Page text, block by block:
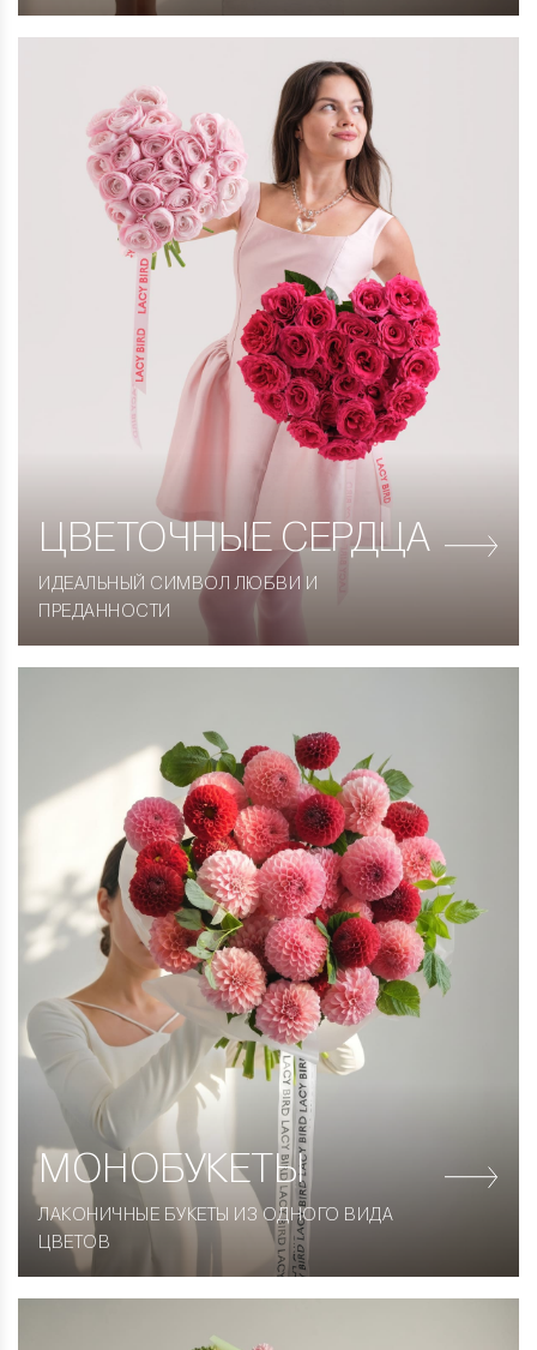
ЦВЕТОЧНЫЕ СЕРДЦА
ИДЕАЛЬНЫЙ СИМВОЛ ЛЮБВИ И
ПРЕДАННОСТИ
МОНОБУКЕТЫ
ЛАКОНИЧНЫЕ БУКЕТЫ ИЗ ОДНОГО ВИДА
ЦВЕТОВ